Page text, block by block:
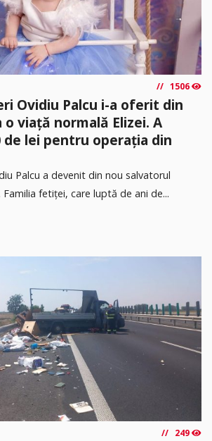
1506
Ovidiu Palcu i-a oferit din
o viață normală Elizei. A
de lei pentru operația din
Palcu a devenit din nou salvatorul
Familia fetiței, care luptă de ani de...
249